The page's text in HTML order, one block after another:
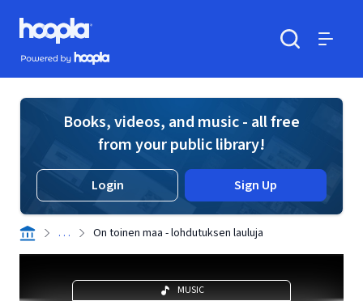
Skip to main content
Hoopla logo
Powered by Hoopla
Books, videos, and music - all free
from your public library!
Login Sign Up
. . . On toinen maa - lohdutuksen lauluja
MUSIC